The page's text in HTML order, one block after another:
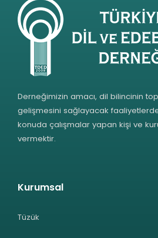
Derneğimizin amacı, dil bilincinin
gelişmesini sağlayacak
konuda çalışmalar yapan kişi ve
vermektir.
Kurumsal
Tüzük